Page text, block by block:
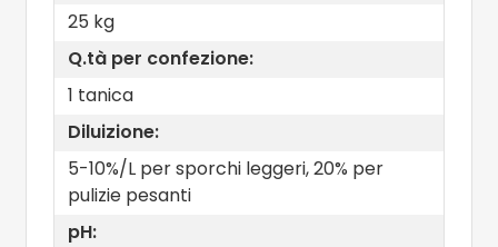
25 kg
Q.tà per confezione:
1 tanica
Diluizione:
5-10%/L per sporchi leggeri, 20% per
pulizie pesanti
pH: